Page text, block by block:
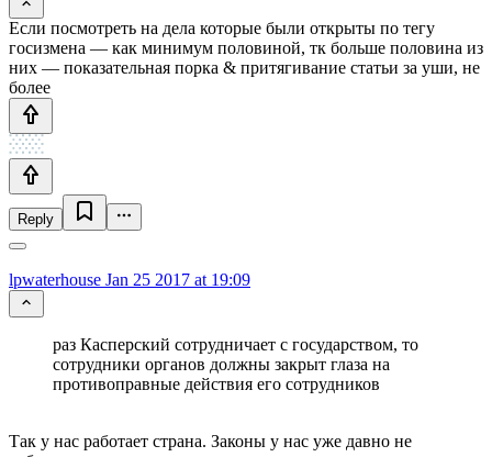
Если посмотреть на дела которые были открыты по тегу
госизмена — как минимум половиной, тк больше половина из
них — показательная порка & притягивание статьи за уши, не
более
Reply
lpwaterhouse Jan 25 2017 at 19:09
раз Касперский сотрудничает с государством, то
сотрудники органов должны закрыт глаза на
противоправные действия его сотрудников
Так у нас работает страна. Законы у нас уже давно не